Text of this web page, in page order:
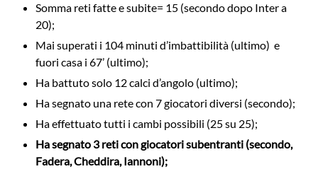
Somma reti fatte e subite= 15 (secondo dopo Inter a
20);
Mai superati i 104 minuti d’imbattibilità (ultimo) e
fuori casa i 67’ (ultimo);
Ha battuto solo 12 calci d’angolo (ultimo);
Ha segnato una rete con 7 giocatori diversi (secondo);
Ha effettuato tutti i cambi possibili (25 su 25);
Ha segnato 3 reti con giocatori subentranti (secondo,
Fadera, Cheddira, Iannoni);